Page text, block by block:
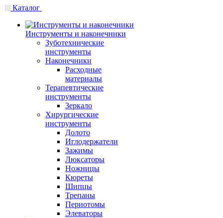
Каталог
Инструменты и наконечники
Зуботехнические
инструменты
Наконечники
Расходные
материалы
Терапевтические
инструменты
Зеркало
Хирургические
инструменты
Долото
Иглодержатели
Зажимы
Люксаторы
Ножницы
Кюреты
Шипцы
Трепаны
Периотомы
Элеваторы